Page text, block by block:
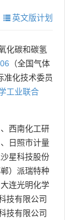
英文版计划
化碳和碳氢
（全国气体
准化技术委员
工业联合
、 西南化工研
、
日照市计量
星科技股份
）派瑞特种
大连光明化学
技有限公司
技有限公司